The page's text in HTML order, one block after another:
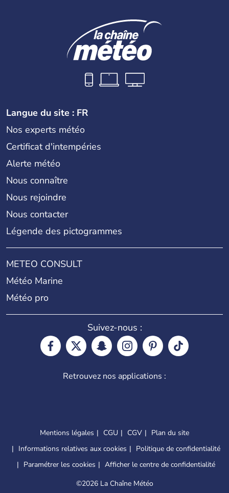
Langue du site : FR
Nos experts météo
Certificat d'intempéries
Alerte météo
Nous connaître
Nous rejoindre
Nous contacter
Légende des pictogrammes
METEO CONSULT
Météo Marine
Météo pro
Suivez-nous :
Retrouvez nos applications :
Mentions légales CGU CGV
Plan du site
Informations relatives aux cookies
Politique de confidentialité
Paramétrer les cookies
Afficher le centre de confidentialité
©2026 La Chaîne Météo